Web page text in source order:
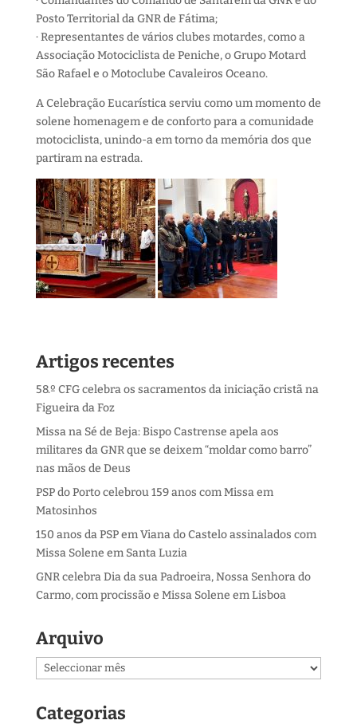
Posto Territorial da GNR de Fátima;
· Representantes de vários clubes motardes, como a
Associação Motociclista de Peniche, o Grupo Motard
São Rafael e o Motoclube Cavaleiros Oceano.
A Celebração Eucarística serviu como um momento de
solene homenagem e de conforto para a comunidade
motociclista, unindo-a em torno da memória dos que
partiram na estrada.
Artigos recentes
58.º CFG celebra os sacramentos da iniciação cristã na
Figueira da Foz
Missa na Sé de Beja: Bispo Castrense apela aos
militares da GNR que se deixem “moldar como barro”
nas mãos de Deus
PSP do Porto celebrou 159 anos com Missa em
Matosinhos
150 anos da PSP em Viana do Castelo assinalados com
Missa Solene em Santa Luzia
GNR celebra Dia da sua Padroeira, Nossa Senhora do
Carmo, com procissão e Missa Solene em Lisboa
Arquivo
Arquivo
Categorias